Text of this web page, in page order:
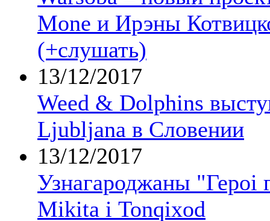
Mone и Ирэны
(+слушать)
13/12/2017
Weed & Dolphins
Ljubljana в Словении
13/12/2017
Узнагароджаны "Героі
Mikita і Tonqixod